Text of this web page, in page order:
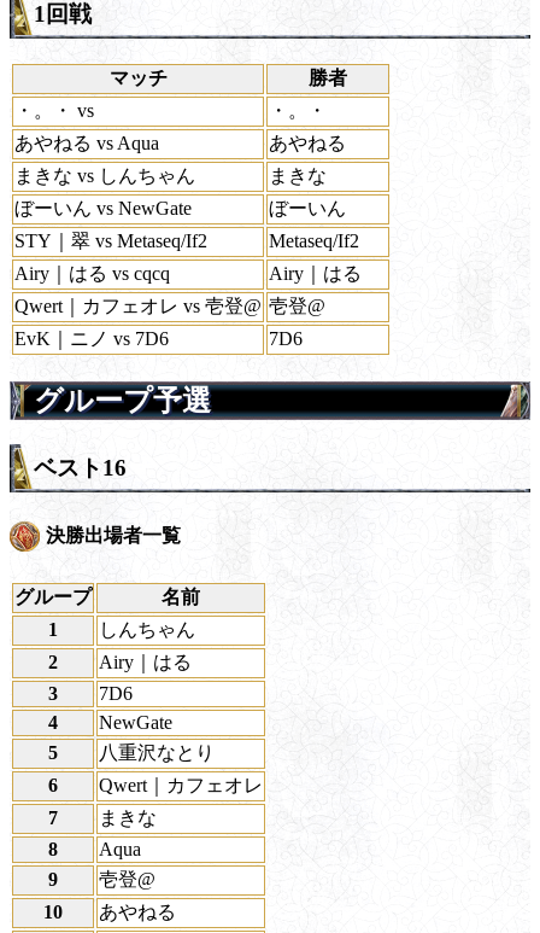
1回戦
マッチ
勝者
・。・ vs
・。・
あやねる vs Aqua
あやねる
まきな vs しんちゃん
まきな
ぼーいん vs NewGate
ぼーいん
STY｜翠 vs Metaseq/If2
Metaseq/If2
Airy｜はる vs cqcq
Airy｜はる
Qwert｜カフェオレ vs 壱登@ 壱登@
EvK｜ニノ vs 7D6
7D6
グループ予選
ベスト16
決勝出場者一覧
グループ
名前
1
しんちゃん
2
Airy｜はる
3
7D6
4
NewGate
5
八重沢なとり
6
Qwert｜カフェオレ
7
まきな
8
Aqua
9
壱登@
10
あやねる